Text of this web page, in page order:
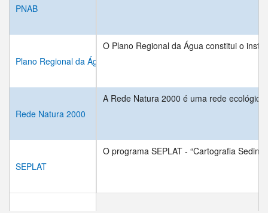
O Plano Regional da Água constitui o
A Rede Natura 2000 é uma rede
O programa SEPLAT - “Cartografia
PNAB
Plano Regional da Água (Açores)
Rede Natura 2000
SEPLAT